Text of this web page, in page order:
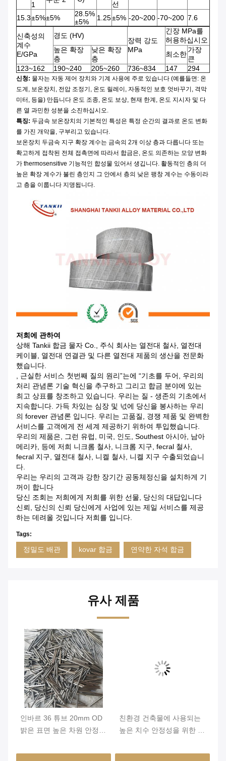
선
1
15.3±5%±5%
28.5%
±5%
1.25±5% -20~200 -70~200 7.6
신축성의
계수
E/GPa
경도 (HV)
장력 강도
MPa
긴장 MPa를
허용하십시오
높은 확장
층
낮은 확장
층
최소한
가장
큰
123~162
190~240 205~260 736~834 147 294
신청: 물자는 자동 제어 장치와 기계 사용에 주로 있습니다 (예를들면: 온
도계, 보온장치, 전압 조정기, 온도 릴레이, 자동적인 보호 엇바꾸기, 격막
미터, 등을) 만듭니다 온도 조종, 온도 보상, 현재 한계, 온도 지시자 및 다
른 열 과민한 성분을 소진하십시오.
특징: 두금속 보온장치의 기본적인 특성은 특정 순간의 결과로 온도 변화
를 가진 개악을, 구부리고 있습니다.
보온장치 두금속 지구 확장 계수는 금속의 2개 이상 층과 다릅니다 또는
확고하게 접착된 전체 접촉면에 따라서 합금은, 온도 의존하는 모양 변화
가 thermosensitive 기능적인 합성물 있어서 생깁니다. 활동적인 층의 더
높은 확장 계수가 불린 층인지 그 안에서 층의 낮은 팽창 계수는 수동이라
고 층을 이룹니다 지명됩니다.
저희에 관하여
상해 Tankii 합금 물자 Co., 주식 회사는 열전대 철사, 열전대
케이블, 열전대 연결관 및 다른 열전대 제품의 생산을 전문화
했습니다.
, 근실한 서비스 첫번째 질의 원리”는에 “기초를 두어, 우리의
처리 관념론 기술 혁신을 추구하고 그리고 합금 분야에 있는
최고 상표를 창조하고 있습니다. 우리는 질 - 생존의 기초에서
지속합니다. 가득 차있는 심장 및 넋에 당신을 봉사하는 우리
의 forever 관념론 입니다. 우리는 고품질, 경쟁 제품 및 완벽한
서비스를 고객에게 전 세계 제공하기 위하여 투입했습니다.
우리의 제품은, 그런 유럽, 미국, 인도, Southest 아시아, 남아
메리카, 등에 저희 니크롬 철사, 니크롬 지구, fecral 철사,
fecral 지구, 열전대 철사, 니켈 철사, 니켈 지구 수출되었습니
다.
우리는 우리의 고객과 강한 장기간 공동체정신을 설치하게 기
꺼이 합니다
당신 조회는 저희에게 저희를 위한 선물, 당신의 대답입니다
신뢰, 당신의 신뢰 당신에게 사업에 있는 제일 서비스를 제공
하는 데려올 것입니다 저희를 입니다.
Tags:
정밀도 배관 kovar 합금 연약한 자석 합금
유사 제품
인바르 36 튜브 20mm OD
밝은 표면 높은 차원 안정성
친환경 건축물에 사용되는
높은 치수 안정성을 위한 최
면의 인바 36 니켈 철 합금